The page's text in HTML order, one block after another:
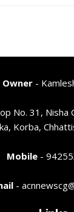
Owner-
No. 31, Nisha
Korba,
Mobile-
-